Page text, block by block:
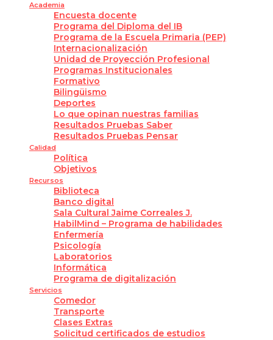
Academia
Encuesta docente
Programa del Diploma del IB
Programa de la Escuela Primaria (PEP)
Internacionalización
Unidad de Proyección Profesional
Programas Institucionales
Formativo
Bilingüismo
Deportes
Lo que opinan nuestras familias
Resultados Pruebas Saber
Resultados Pruebas Pensar
Calidad
Política
Objetivos
Recursos
Biblioteca
Banco digital
Sala Cultural Jaime Correales J.
HabilMind – Programa de habilidades
Enfermería
Psicología
Laboratorios
Informática
Programa de digitalización
Servicios
Comedor
Transporte
Clases Extras
Solicitud certificados de estudios